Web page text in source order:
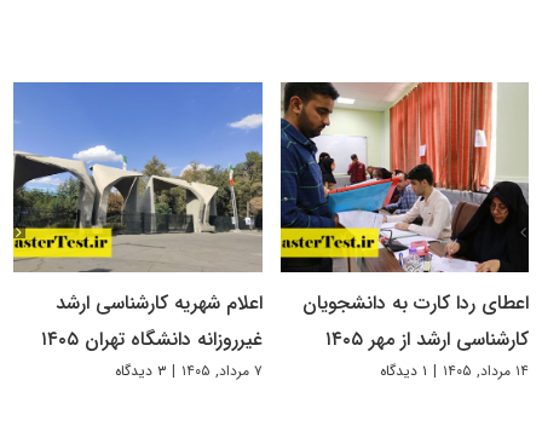
اعطای ردا کارت به دانشجویان
کارشناسی ارشد از مهر ۱۴۰۵
۱۴ مرداد, ۱۴۰۵ | ۱ دیدگاه
اعلام شهریه کارشناسی ارشد
غیرروزانه دانشگاه تهران ۱۴۰۵
۷ مرداد, ۱۴۰۵ | ۳ دیدگاه